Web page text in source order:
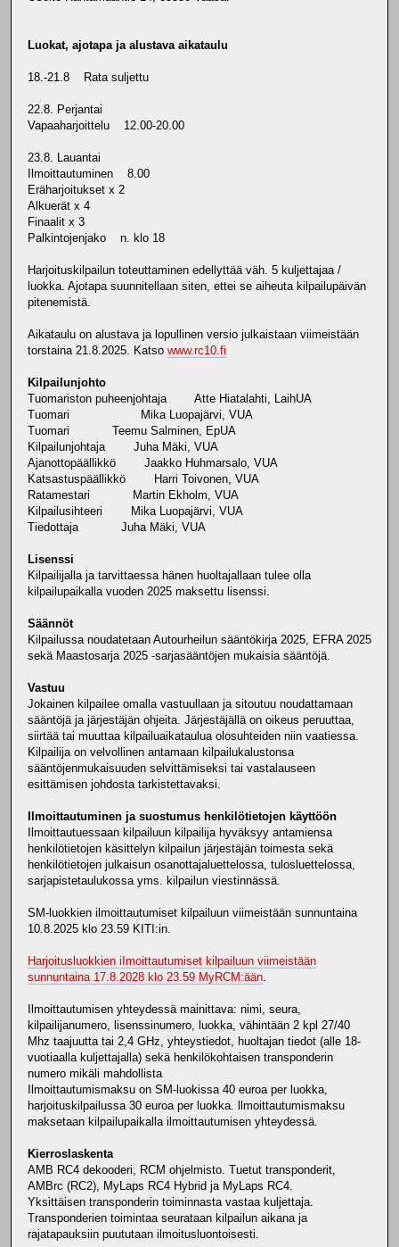
Luokat, ajotapa ja alustava aikataulu
18.-21.8 Rata suljettu
22.8. Perjantai
Vapaaharjoittelu 12.00-20.00
23.8. Lauantai
Ilmoittautuminen 8.00
Eräharjoitukset x 2
Alkuerät x 4
Finaalit x 3
Palkintojenjako n. klo 18
Harjoituskilpailun toteuttaminen edellyttää väh. 5 kuljettajaa /
luokka. Ajotapa suunnitellaan siten, ettei se aiheuta kilpailupäivän
pitenemistä.
Aikataulu on alustava ja lopullinen versio julkaistaan viimeistään
torstaina 21.8.2025. Katso www.rc10.fi
Kilpailunjohto
Tuomariston puheenjohtaja Atte Hiatalahti, LaihUA
Tuomari Mika Luopajärvi, VUA
Tuomari Teemu Salminen, EpUA
Kilpailunjohtaja Juha Mäki, VUA
Ajanottopäällikkö Jaakko Huhmarsalo, VUA
Katsastuspäällikkö Harri Toivonen, VUA
Ratamestari Martin Ekholm, VUA
Kilpailusihteeri Mika Luopajärvi, VUA
Tiedottaja Juha Mäki, VUA
Lisenssi
Kilpailijalla ja tarvittaessa hänen huoltajallaan tulee olla
kilpailupaikalla vuoden 2025 maksettu lisenssi.
Säännöt
Kilpailussa noudatetaan Autourheilun sääntökirja 2025, EFRA 2025
sekä Maastosarja 2025 -sarjasääntöjen mukaisia sääntöjä.
Vastuu
Jokainen kilpailee omalla vastuullaan ja sitoutuu noudattamaan
sääntöjä ja järjestäjän ohjeita. Järjestäjällä on oikeus peruuttaa,
siirtää tai muuttaa kilpailuaikataulua olosuhteiden niin vaatiessa.
Kilpailija on velvollinen antamaan kilpailukalustonsa
sääntöjenmukaisuuden selvittämiseksi tai vastalauseen
esittämisen johdosta tarkistettavaksi.
Ilmoittautuminen ja suostumus henkilötietojen käyttöön
Ilmoittautuessaan kilpailuun kilpailija hyväksyy antamiensa
henkilötietojen käsittelyn kilpailun järjestäjän toimesta sekä
henkilötietojen julkaisun osanottajaluettelossa, tulosluettelossa,
sarjapistetaulukossa yms. kilpailun viestinnässä.
SM-luokkien ilmoittautumiset kilpailuun viimeistään sunnuntaina
10.8.2025 klo 23.59 KITI:in.
Harjoitusluokkien iImoittautumiset kilpailuun viimeistään
sunnuntaina 17.8.2028 klo 23.59 MyRCM:ään
Ilmoittautumisen yhteydessä mainittava: nimi, seura,
kilpailijanumero, lisenssinumero, luokka, vähintään 2 kpl 27/40
Mhz taajuutta tai 2,4 GHz, yhteystiedot, huoltajan tiedot (alle 18-
vuotiaalla kuljettajalla) sekä henkilökohtaisen transponderin
numero mikäli mahdollista
Ilmoittautumismaksu on SM-luokissa 40 euroa per luokka,
harjoituskilpailussa 30 euroa per luokka. llmoittautumismaksu
maksetaan kilpailupaikalla ilmoittautumisen yhteydessä.
Kierroslaskenta
AMB RC4 dekooderi, RCM ohjelmisto. Tuetut transponderit,
AMBrc (RC2), MyLaps RC4 Hybrid ja MyLaps RC4.
Yksittäisen transponderin toiminnasta vastaa kuljettaja.
Transponderien toimintaa seurataan kilpailun aikana ja
rajatapauksiin puututaan ilmoitusluontoisesti.